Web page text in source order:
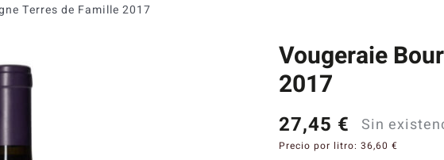
Terres de Famille 2017
Vougeraie
2017
27,45 € Sin
Precio por litro: 36,60 €